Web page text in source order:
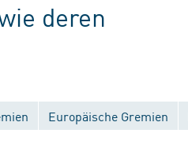
deren
Europäische Gremien